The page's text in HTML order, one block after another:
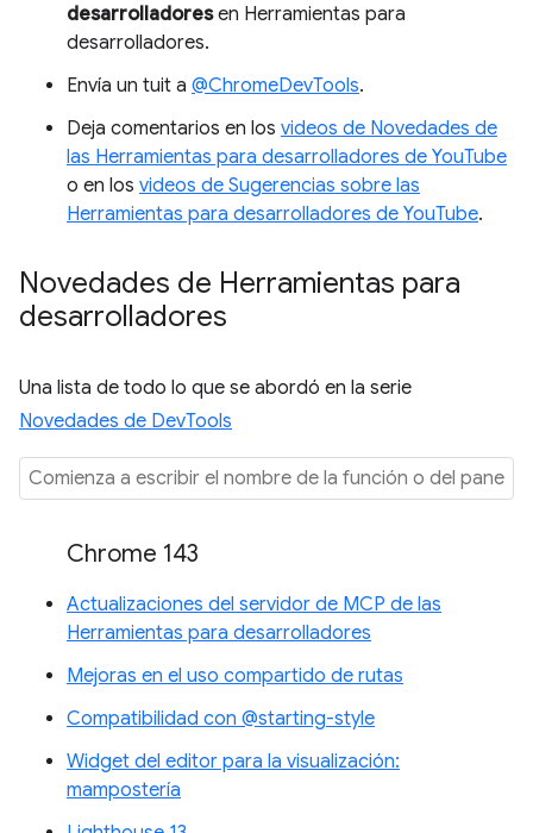
desarrolladoresen Herramientas para
desarrolladores.
Envía un tuit a @ChromeDevTools.
Deja comentarios en los videos de Novedades de
las Herramientas para desarrolladores de YouTube
o en los videos de Sugerencias sobre las
Herramientas para desarrolladores de YouTube.
Novedades de Herramientas para
desarrolladores
Una lista de todo lo que se abordó en la serie
Novedades de DevTools
Chrome 143
Actualizaciones del servidor de MCP de las
Herramientas para desarrolladores
Mejoras en el uso compartido de rutas
Compatibilidad con @starting-style
Widget del editor para la visualización:
mampostería